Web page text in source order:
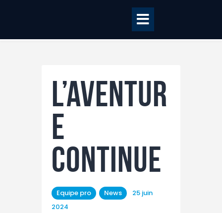
Accueil
BILLETTERIE
BOUTIQUE
CLUB
EQUIPE PRO
RCME Association
ENTREPRISES &
PARTENAIRES
l’aventur
e
continue
Equipe pro News
25 juin
2024